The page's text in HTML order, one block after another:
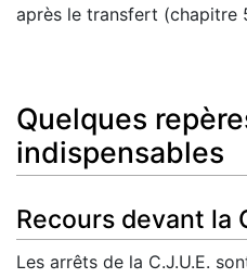
après le transfert (chapitre
Quelques
indispensables
Recours devant la
Les arrêts de la C.J.U.E.